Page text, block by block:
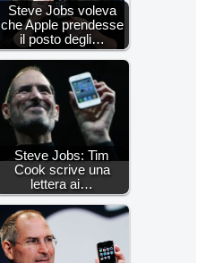
Steve Jobs voleva
che Apple prendesse
il posto degli…
Steve Jobs: Tim
Cook scrive una
lettera ai…